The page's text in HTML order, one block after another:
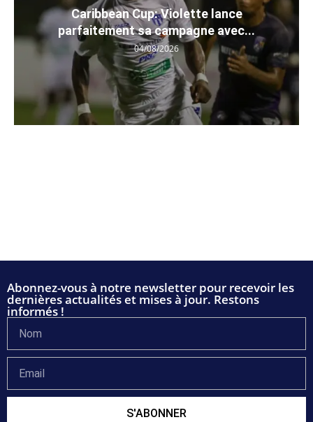
Caribbean Cup: Violette lance
parfaitement sa campagne avec...
04/08/2026
Abonnez-vous à notre newsletter pour recevoir les
dernières actualités et mises à jour. Restons
informés !
S'ABONNER